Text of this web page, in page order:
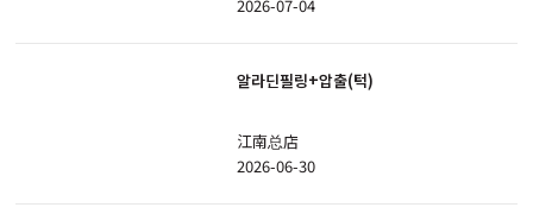
2026-07-04
알라딘필링+압출(턱)
江南总店
2026-06-30